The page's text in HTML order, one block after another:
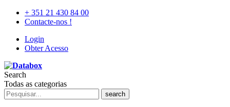
+ 351 21 430 84 00
Contacte-nos !
Login
Obter Acesso
Search
Todas as categorias
search